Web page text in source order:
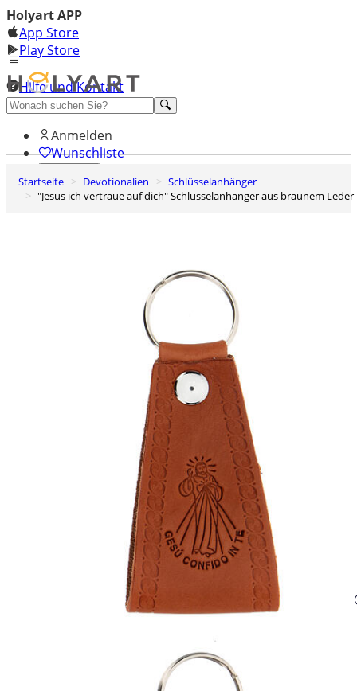
Holyart APP
App Store
Play Store
Hilfe und Kontakt
Entdecken Sie Premium
Anmelden
Wunschliste
0
Warenkorb
Startseite Devotionalien
Schlüsselanhänger
"Jesus ich vertraue auf dich" Schlüsselanhänger aus braunem Leder